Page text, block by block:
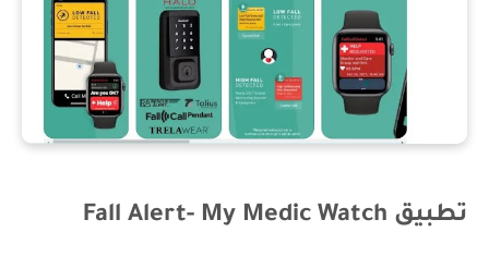
تطبيق Fall Alert- My Medic Watch